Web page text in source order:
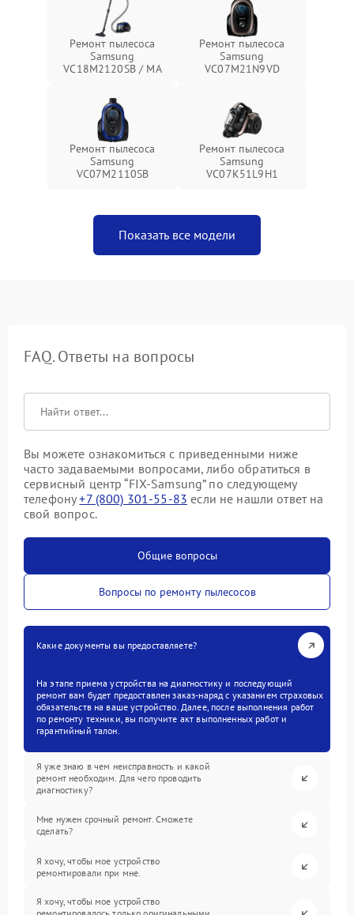
Ремонт пылесоса
Samsung
VC18M2120SB / MA
Ремонт пылесоса
Samsung
VC07M21N9VD
Ремонт пылесоса
Samsung
VC07M2110SB
Ремонт пылесоса
Samsung
VC07K51L9H1
Показать все модели
FAQ. Ответы на вопросы
Вы можете ознакомиться с приведенными ниже
часто задаваемыми вопросами, либо обратиться в
сервисный центр “FIX-Samsung” по следующему
телефону+7 (800) 301-55-83 если не нашли ответ на
свой вопрос.
Общие вопросы
Вопросы по ремонту пылесосов
Какие документы вы предоставляете?
На этапе приема устройства на диагностику и последующий
ремонт вам будет предоставлен заказ-наряд с указанием страховых
обязательств на ваше устройство. Далее, после выполнения работ
по ремонту техники, вы получите акт выполненных работ и
гарантийный талон.
Я уже знаю в чем неисправность и какой
ремонт необходим. Для чего проводить
диагностику?
Мне нужен срочный ремонт. Сможете
сделать?
Я хочу, чтобы мое устройство
ремонтировали при мне.
Я хочу, чтобы мое устройство